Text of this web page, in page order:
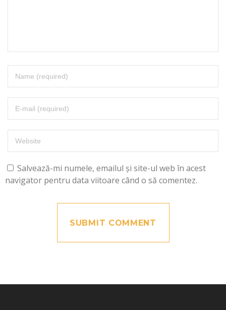
Salvează-mi numele, emailul și site-ul web în acest
navigator pentru data viitoare când o să comentez.